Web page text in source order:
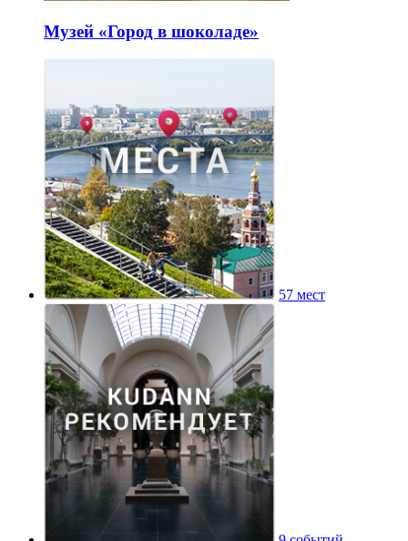
Музей «Город в шоколаде»
57 мест